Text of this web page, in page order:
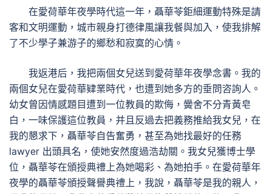
在愛荷華年夜學時代這一年，聶華苓鉅細運動特殊是請
客和文明運動，城市親身打德律風讓我餐與加入，使我排解
了不少學子兼游子的鄉愁和寂寞的心情。
我返港后，我把兩個女兒送到愛荷華年夜學念書。我的
兩個女兒在愛荷華肄業時代，也遭到她多方的垂問咨詢人。
幼女曾因情感題目遭到一位教員的欺侮，黌舍不分青黃皂
白，一味保護這位教員，并且反過去把義務推給我女兒，在
我的懇求下，聶華苓自告奮勇，甚至為她找最好的任務
lawyer 出頭具名，使她安然度過浩劫關。我女兒獲博士學
位，聶華苓在頒授典禮上為她喝彩、為她拍手。在愛荷華年
夜學的聶華苓頒授聲譽典禮上，我說，聶華苓是我的親人，